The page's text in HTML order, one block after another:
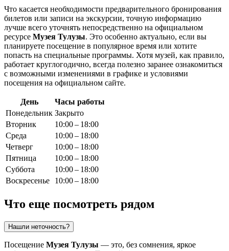
Что касается необходимости предварительного бронирования
билетов или записи на экскурсии, точную информацию
лучше всего уточнять непосредственно на официальном
ресурсе Музея Тулузы. Это особенно актуально, если вы
планируете посещение в популярное время или хотите
попасть на специальные программы. Хотя музей, как правило,
работает круглогодично, всегда полезно заранее ознакомиться
с возможными изменениями в графике и условиями
посещения на официальном сайте.
День
Часы работы
Понедельник Закрыто
Вторник
10:00 – 18:00
Среда
10:00 – 18:00
Четверг
10:00 – 18:00
Пятница
10:00 – 18:00
Суббота
10:00 – 18:00
Воскресенье
10:00 – 18:00
Что еще посмотреть рядом
Нашли неточность?
Посещение Музея Тулузы — это, без сомнения, яркое